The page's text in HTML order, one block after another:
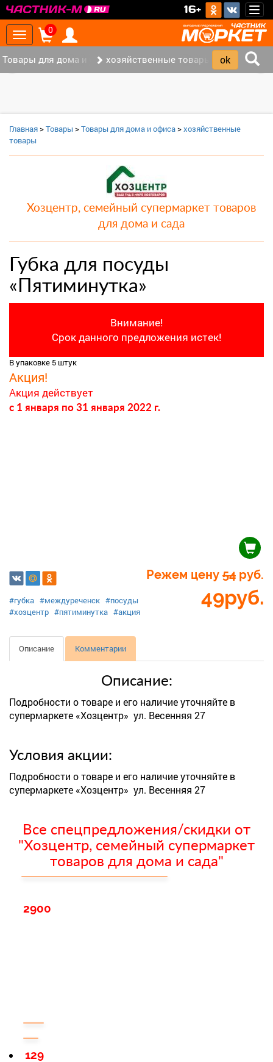
16+
Toggle
navigation
0
Товары для дома и офиса (8)хозяйственные товары (3)
Главная>Товары >Товары для дома и офиса>хозяйственные
товары
Хозцентр, семейный супермаркет товаров
для дома и сада
Губка для посуды
«Пятиминутка»
Внимание!
Срок данного предложения истек!
В упаковке 5 штук
Акция!
Акция действует
c 1 января по 31 января 2022 г.
Режем цену 54 руб.
49руб.
#губка #междуреченск #посуды
#хозцентр #пятиминутка #акция
Описание Комментарии
Описание:
Подробности о товаре и его наличие уточняйте в
супермаркете «Хозцентр» ул. Весенняя 27
Условия акции:
Подробности о товаре и его наличие уточняйте в
супермаркете «Хозцентр» ул. Весенняя 27
Все спецпредложения/скидки от
"Хозцентр, семейный супермаркет
товаров для дома и сада"
2900
129
‹ ›